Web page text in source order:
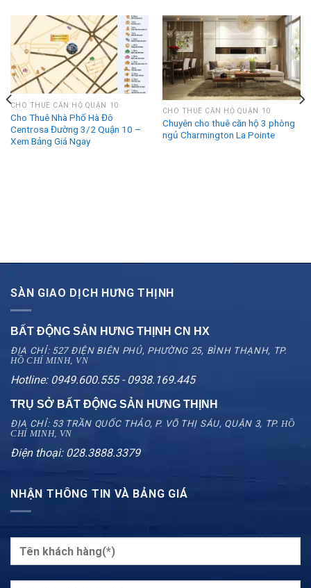
CHO THUÊ CĂN HỘ QUẬN 10
Cho Thuê Nhà Phố Hà Đô
Centrosa Đường 3/2 Quận 10 –
Xem Bảng Giá Ngay
CHO THUÊ CĂN HỘ QUẬN 10
Chuyên cho thuê căn hộ 3 phòng
ngủ Charmington La Pointe
SÀN GIAO DỊCH HƯNG THỊNH
BẤT ĐỘNG SẢN HƯNG THỊNH CN HX
ĐỊA CHỈ: 527 ĐIỆN BIÊN PHỦ, PHƯỜNG 25, BÌNH THẠNH, TP.
HỒ CHÍ MINH, VN
Hotline: 0949.600.555 - 0938.169.445
TRỤ SỞ BẤT ĐỘNG SẢN HƯNG THỊNH
ĐỊA CHỈ: 53 TRẦN QUỐC THẢO, P. VÕ THỊ SÁU, QUẬN 3, TP. HỒ
CHÍ MINH, VN
Điện thoại: 028.3888.3379
NHẬN THÔNG TIN VÀ BẢNG GIÁ